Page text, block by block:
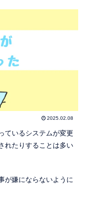
2025.02.08
ているシステムが変更
れたりすることは多い
が嫌にならないように